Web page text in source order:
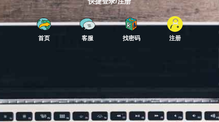
首页 客服 找密码 注册